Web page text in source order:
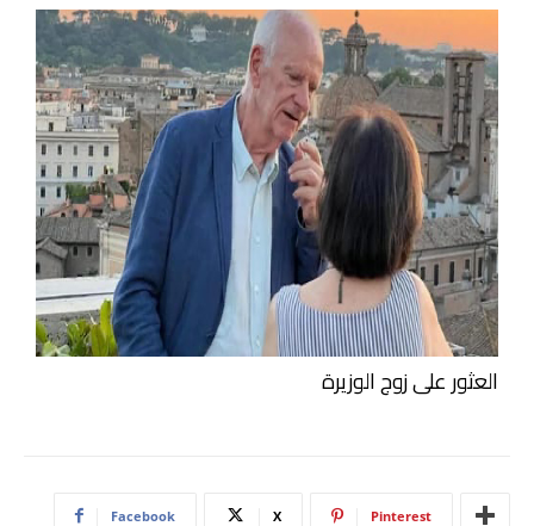
العثور على زوج الوزيرة
Facebook X Pinterest